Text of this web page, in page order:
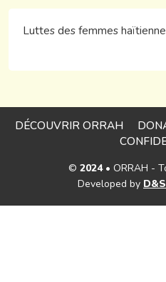
Luttes des femmes
© 2024• ORRAH -
Developed by
DÉCOUVRIR ORRAH